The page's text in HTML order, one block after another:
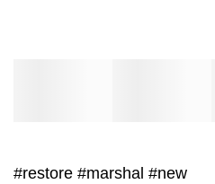
#restore #marshal #new